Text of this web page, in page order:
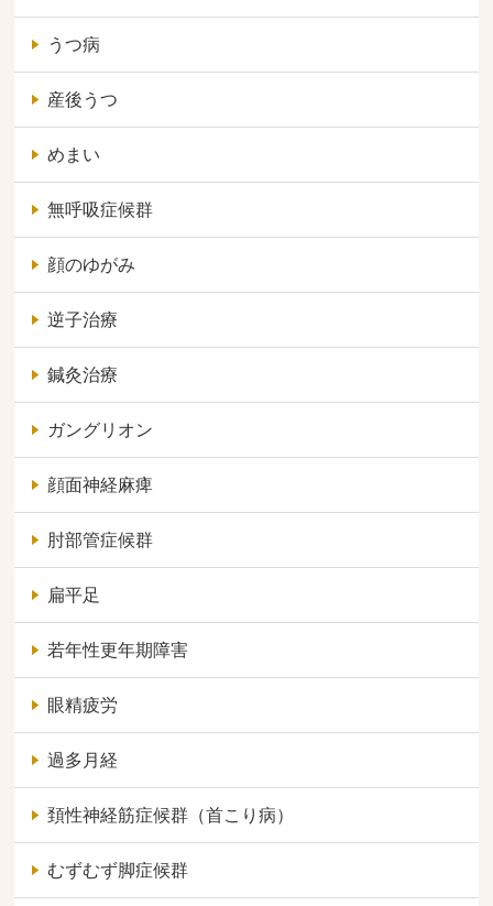
うつ病
産後うつ
めまい
無呼吸症候群
顔のゆがみ
逆子治療
鍼灸治療
ガングリオン
顔面神経麻痺
肘部管症候群
扁平足
若年性更年期障害
眼精疲労
過多月経
頚性神経筋症候群（首こり病）
むずむず脚症候群